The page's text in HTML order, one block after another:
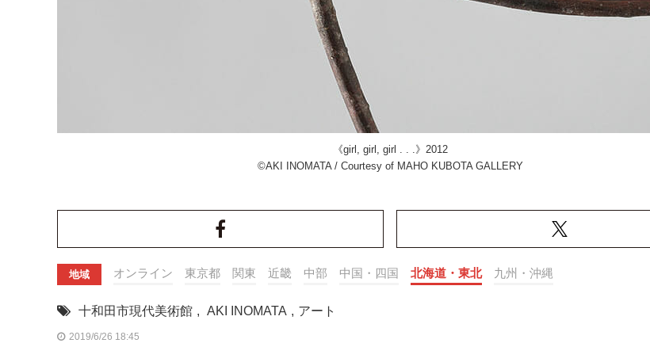
《girl, girl, girl . . .》2012
©AKI INOMATA / Courtesy of MAHO KUBOTA GALLERY
地域 オンライン 東京都 関東 近畿 中部 中国・四国 北海道・東北 九州・沖縄
十和田市現代美術館 , AKI INOMATA , アート
2019/6/26 18:45